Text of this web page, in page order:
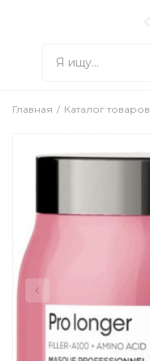
Главная Каталог товаров